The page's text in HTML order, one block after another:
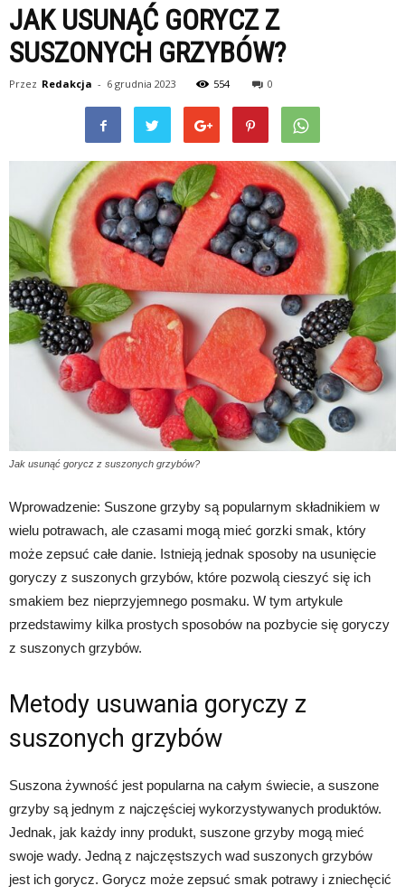
JAK USUNĄĆ GORYCZ Z
SUSZONYCH GRZYBÓW?
Przez Redakcja - 6 grudnia 2023 554 0
Jak usunąć gorycz z suszonych grzybów?
Wprowadzenie: Suszone grzyby są popularnym składnikiem w
wielu potrawach, ale czasami mogą mieć gorzki smak, który
może zepsuć całe danie. Istnieją jednak sposoby na usunięcie
goryczy z suszonych grzybów, które pozwolą cieszyć się ich
smakiem bez nieprzyjemnego posmaku. W tym artykule
przedstawimy kilka prostych sposobów na pozbycie się goryczy
z suszonych grzybów.
Metody usuwania goryczy z
suszonych grzybów
Suszona żywność jest popularna na całym świecie, a suszone
grzyby są jednym z najczęściej wykorzystywanych produktów.
Jednak, jak każdy inny produkt, suszone grzyby mogą mieć
swoje wady. Jedną z najczęstszych wad suszonych grzybów
jest ich gorycz. Gorycz może zepsuć smak potrawy i zniechęcić